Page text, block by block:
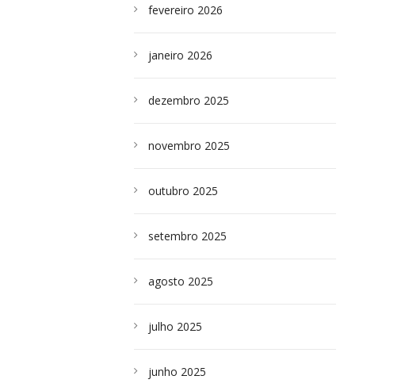
fevereiro 2026
janeiro 2026
dezembro 2025
novembro 2025
outubro 2025
setembro 2025
agosto 2025
julho 2025
junho 2025